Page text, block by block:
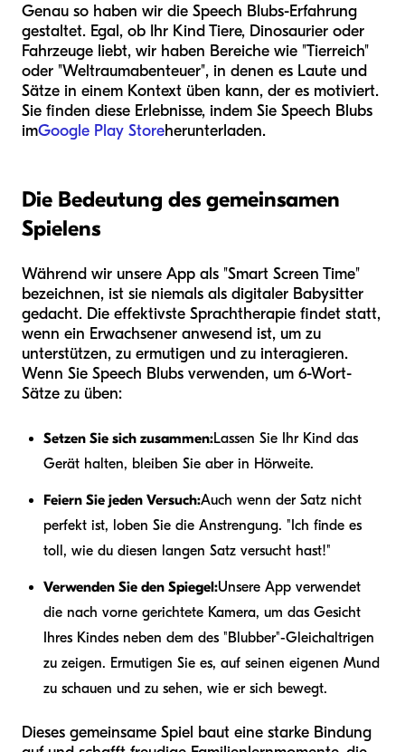
Genau so haben wir die Speech Blubs-Erfahrung
gestaltet. Egal, ob Ihr Kind Tiere, Dinosaurier oder
Fahrzeuge liebt, wir haben Bereiche wie "Tierreich"
oder "Weltraumabenteuer", in denen es Laute und
Sätze in einem Kontext üben kann, der es motiviert.
Sie finden diese Erlebnisse, indem Sie Speech Blubs
imGoogle Play Storeherunterladen.
Die Bedeutung des gemeinsamen
Spielens
Während wir unsere App als "Smart Screen Time"
bezeichnen, ist sie niemals als digitaler Babysitter
gedacht. Die effektivste Sprachtherapie findet statt,
wenn ein Erwachsener anwesend ist, um zu
unterstützen, zu ermutigen und zu interagieren.
Wenn Sie Speech Blubs verwenden, um 6-Wort-
Sätze zu üben:
Setzen Sie sich zusammen:Lassen Sie Ihr Kind das
Gerät halten, bleiben Sie aber in Hörweite.
Feiern Sie jeden Versuch:Auch wenn der Satz nicht
perfekt ist, loben Sie die Anstrengung. "Ich finde es
toll, wie du diesen langen Satz versucht hast!"
Verwenden Sie den Spiegel:Unsere App verwendet
die nach vorne gerichtete Kamera, um das Gesicht
Ihres Kindes neben dem des "Blubber"-Gleichaltrigen
zu zeigen. Ermutigen Sie es, auf seinen eigenen Mund
zu schauen und zu sehen, wie er sich bewegt.
Dieses gemeinsame Spiel baut eine starke Bindung